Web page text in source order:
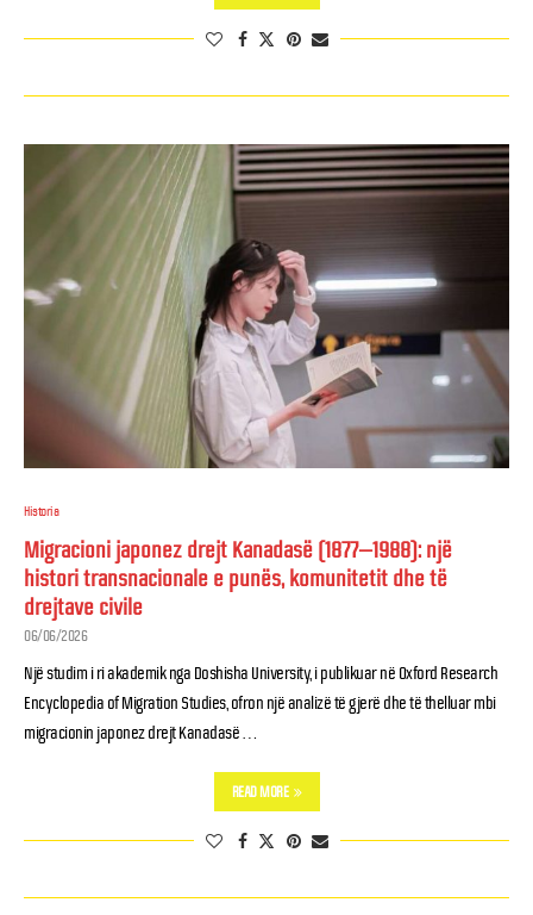
Historia
Migracioni japonez drejt Kanadasë (1877–1988): një
histori transnacionale e punës, komunitetit dhe të
drejtave civile
06/06/2026
Një studim i ri akademik nga Doshisha University, i publikuar në Oxford Research
Encyclopedia of Migration Studies, ofron një analizë të gjerë dhe të thelluar mbi
migracionin japonez drejt Kanadasë …
READ MORE